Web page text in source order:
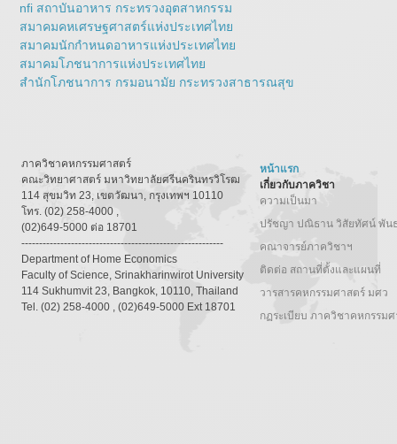
nfi สถาบันอาหาร กระทรวงอุตสาหกรรม
สมาคมคหเศรษฐศาสตร์แห่งประเทศไทย
สมาคมนักกำหนดอาหารแห่งประเทศไทย
สมาคมโภชนาการแห่งประเทศไทย
สำนักโภชนาการ กรมอนามัย กระทรวงสาธารณสุข
ภาควิชาคหกรรมศาสตร์
คณะวิทยาศาสตร์ มหาวิทยาลัยศรีนครินทรวิโรฒ
114 สุขมวิท 23, เขตวัฒนา, กรุงเทพฯ 10110
โทร. (02) 258-4000 ,
(02)649-5000 ต่อ 18701
---------------------------------------------------------
Department of Home Economics
Faculty of Science, Srinakharinwirot University
114 Sukhumvit 23, Bangkok, 10110, Thailand
Tel. (02) 258-4000 , (02)649-5000 Ext 18701
หน้าแรก
เกี่ยวกับภาควิชา
ความเป็นมา
ปรัชญา ปณิธาน วิสัยทัศน์ พัน
คณาจารย์ภาควิชาฯ
ติดต่อ สถานที่ตั้งและแผนที่
วารสารคหกรรมศาสตร์ มศว
กฏระเบียบ ภาควิชาคหกรรม